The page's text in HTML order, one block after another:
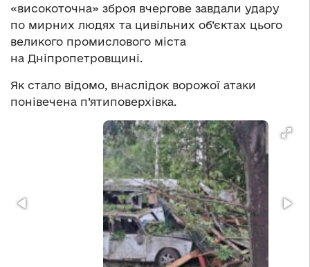
«високоточна» зброя вчергове завдали удару
по мирних людях та цивільних об’єктах цього
великого промислового міста
на Дніпропетровщині.
Як стало відомо, внаслідок ворожої атаки
понівечена п’ятиповерхівка.